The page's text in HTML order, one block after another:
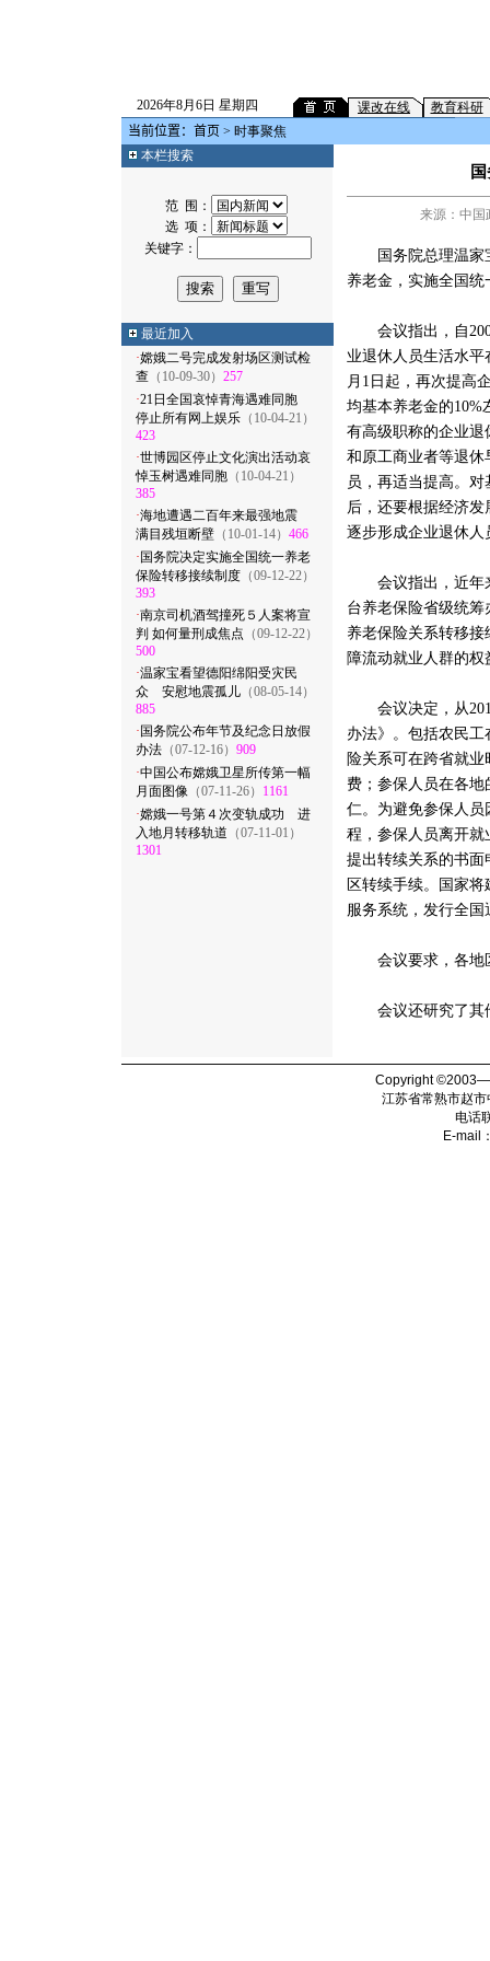
2026年8月6日 星期四 课改在线
教育科研
当前位置： 首页 > 时事聚焦
本栏搜索
范 围：
选 项：
关键字：
最近加入
·嫦娥二号完成发射场区测试检
查 （10-09-30） 257
·21日全国哀悼青海遇难同胞
停止所有网上娱乐 （10-04-21）
423
·世博园区停止文化演出活动哀
悼玉树遇难同胞 （10-04-21）
385
·海地遭遇二百年来最强地震
满目残垣断壁 （10-01-14） 466
· 国务院决定实施全国统一养老
保险转移接续制度 （09-12-22）
393
·南京司机酒驾撞死５人案将宣
判 如何量刑成焦点 （09-12-22）
500
·温家宝看望德阳绵阳受灾民
众 安慰地震孤儿 （08-05-14）
885
· 国务院公布年节及纪念日放假
办法 （07-12-16） 909
·中国公布嫦娥卫星所传第一幅
月面图像 （07-11-26） 1161
·嫦娥一号第４次变轨成功 进
入地月转移轨道 （07-11-01）
1301
来源：中国
国务院总理温家宝
养老金，实施全国
会议指出，自
业退休人员生活水平
月1日起，再次提高
均基本养老金的10%
有高级职称的企业退
和原工商业者等退
员，再适当提高。
后，还要根据经济
逐步形成企业退休
会议指出，近年来
台养老保险省级统
养老保险关系转移
障流动就业人群的
会议决定，从
办法》。包括农民
险关系可在跨省就
费；参保人员在各
仁。为避免参保人
程，参保人员离开
提出转续关系的书
区转续手续。国家
服务系统，发行全
会议要求，各地区
会议还研究了其
Copyright
江苏省常熟市赵
电话
E-mail